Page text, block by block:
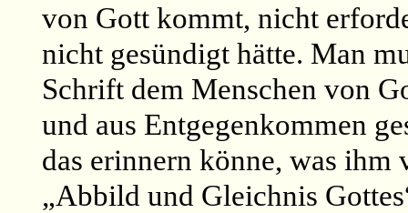
von Gott kommt, nicht
nicht gesündigt hätte. Man
Schrift dem Menschen von
und aus Entgegenkommen
das erinnern könne, was
„Abbild und Gleichnis